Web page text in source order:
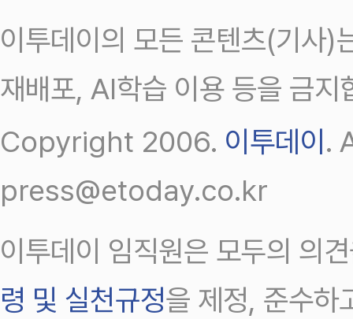
이투데이의 모든 콘텐츠(기사)
재배포, AI학습 이용 등을 금지
Copyright 2006. 이투데이 .
press@etoday.co.kr
이투데이 임직원은 모두의 의
령 및 실천규정을 제정, 준수하